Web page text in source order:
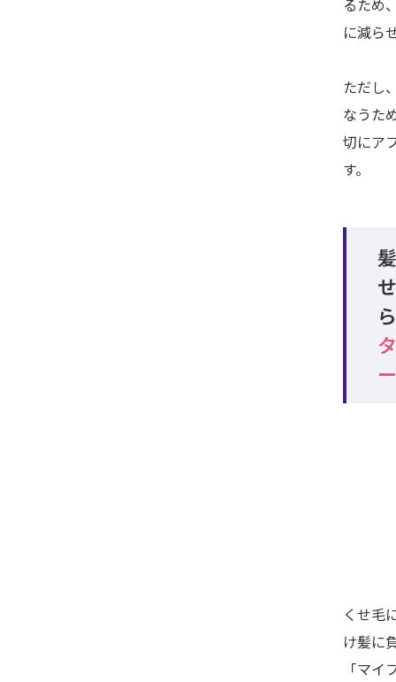
るため
に減ら
ただし
なうた
切にア
す。
ら
くせ毛
け髪に
「マ